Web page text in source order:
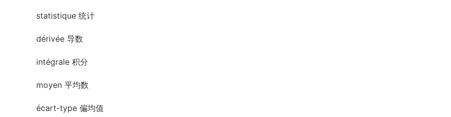
statistique 统计
dérivée 导数
intégrale 积分
moyen 平均数
écart-type 偏均值